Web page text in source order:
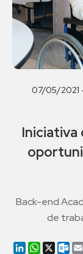
07/05/2021 -
Iniciativa
Back-end
de
LinkedIn
X